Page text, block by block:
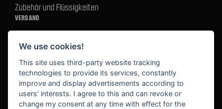
Zubehör und Flüssigkeiten
VERSAND
BEKANNT AUS
We use cookies!
This site uses third-party website tracking
technologies to provide its services, constantly
improve and display advertisements according to
users' interests. I agree to this and can revoke or
change my consent at any time with effect for the